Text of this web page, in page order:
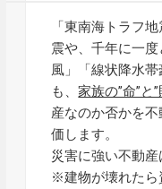
「東南海トラフ
震や、千年に一
風」「線状降水
も、家族の”命”と
産なのか否かを
価します。
災害に強い不動産
※建物が壊れたら